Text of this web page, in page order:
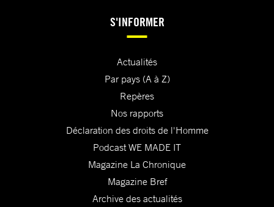
S'INFORMER
Actualités
Par pays (A à Z)
Repères
Nos rapports
Déclaration des droits de l'Homme
Podcast WE MADE IT
Magazine La Chronique
Magazine Bref
Archive des actualités